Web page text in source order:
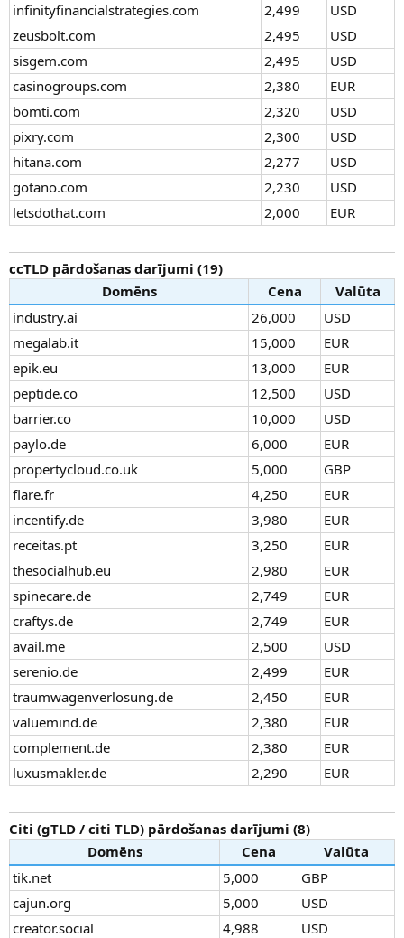
infinityfinancialstrategies.com
2,499
USD
zeusbolt.com
2,495
USD
sisgem.com
2,495
USD
casinogroups.com
2,380
EUR
bomti.com
2,320
USD
pixry.com
2,300
USD
hitana.com
2,277
USD
gotano.com
2,230
USD
letsdothat.com
2,000 EUR
ccTLD pārdošanas darījumi (19)
Domēns
Cena
Valūta
industry.ai
26,000
USD
megalab.it
15,000
EUR
epik.eu
13,000
EUR
peptide.co
12,500
USD
barrier.co
10,000
USD
paylo.de
6,000
EUR
propertycloud.co.uk
5,000
GBP
flare.fr
4,250
EUR
incentify.de
3,980
EUR
receitas.pt
3,250
EUR
thesocialhub.eu
2,980
EUR
spinecare.de
2,749
EUR
craftys.de
2,749
EUR
avail.me
2,500
USD
serenio.de
2,499
EUR
traumwagenverlosung.de
2,450
EUR
valuemind.de
2,380
EUR
complement.de
2,380
EUR
luxusmakler.de
2,290 EUR
Citi (gTLD / citi TLD) pārdošanas darījumi (8)
Domēns
Cena
Valūta
tik.net
5,000
GBP
cajun.org
5,000
USD
creator.social
4,988 USD